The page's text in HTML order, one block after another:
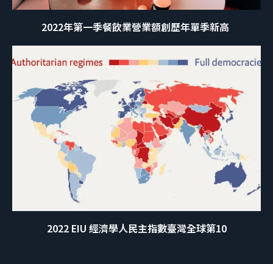
2022年第一季餐飲業營業額創歷年單季新高
2022 EIU 經濟學人民主指數臺灣全球第10